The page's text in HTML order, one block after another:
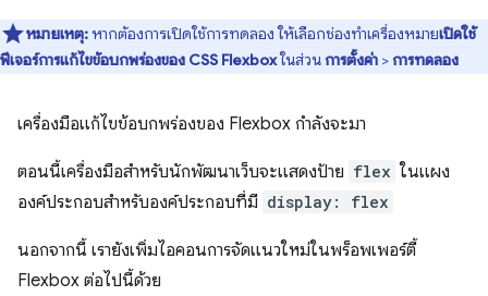
หมายเหตุ: หากต้องการเปิดใช้การทดลอง ให้เลือกช่องทำเครื่องหมายเปิดใช้
ฟีเจอร์การแก้ไขข้อบกพร่องของ CSS Flexboxในส่วนการตั้งค่า >การทดลอง
เครื่องมือแก้ไขข้อบกพร่องของ Flexbox กำลังจะมา
ตอนนี้เครื่องมือสำหรับนักพัฒนาเว็บจะแสดงป้าย flex ในแผง
องค์ประกอบสำหรับองค์ประกอบที่มี display: flex
นอกจากนี้ เรายังเพิ่มไอคอนการจัดแนวใหม่ในพร็อพเพอร์ตี้
Flexbox ต่อไปนี้ด้วย